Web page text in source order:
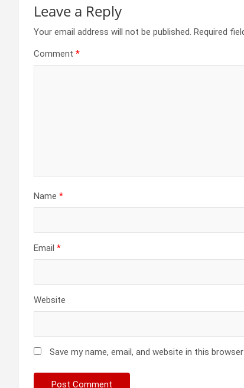
Leave a Reply
Your email address will not be published. Required
Comment *
Name *
Email *
Website
Save my name, email, and website in this